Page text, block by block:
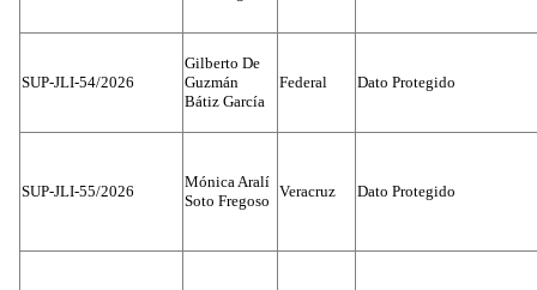
SUP-JLI-54/2026
Gilberto De
Guzmán
Bátiz García
Federal Dato Protegido
SUP-JLI-55/2026
Mónica Aralí
Soto Fregoso
Veracruz Dato Protegido